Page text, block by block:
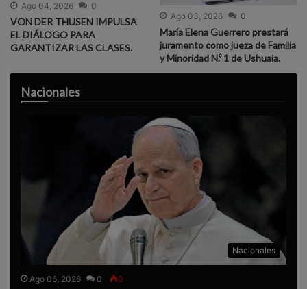
Ago 04, 2026 0
VON DER THUSEN IMPULSA
EL DIÁLOGO PARA
GARANTIZAR LAS CLASES.
Ago 03, 2026 0
María Elena Guerrero prestará
juramento como jueza de Familia
y Minoridad N.º 1 de Ushuaia.
Nacionales
Nacionales
Ago 06, 2026 0 0